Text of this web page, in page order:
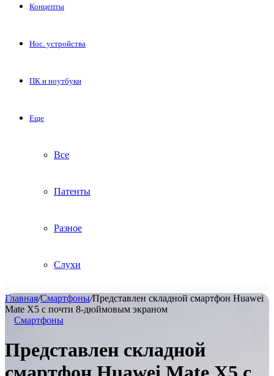
Концепты
Нос. устройства
ПК и ноутбуки
Еще
Все
Патенты
Разное
Слухи
Главная/Смартфоны/Представлен складной смартфон Huawei
Mate X5 с почти 8-дюймовым экраном
Смартфоны
Представлен складной